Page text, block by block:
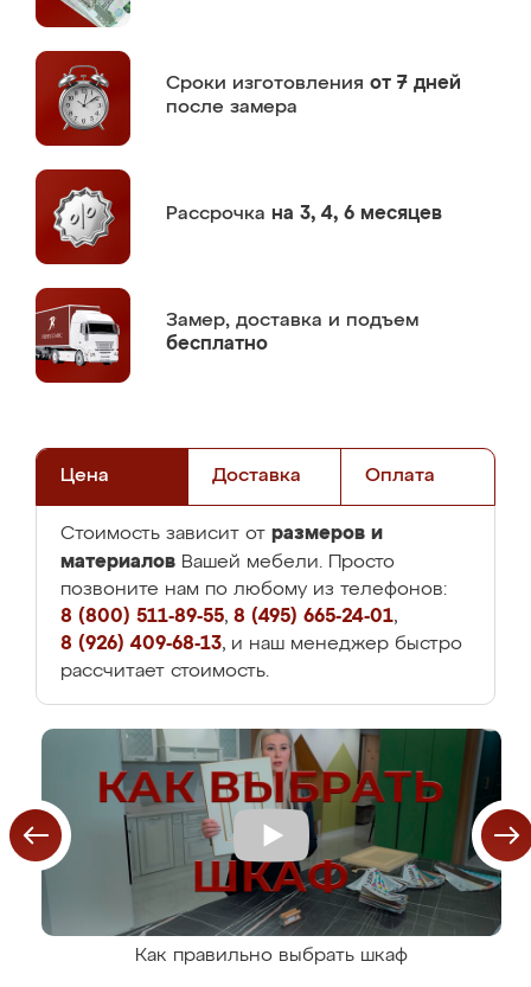
Сроки изготовления от 7 дней
после замера
Рассрочка на 3, 4, 6 месяцев
Замер, доставка и подъем
бесплатно
Цена Доставка Оплата
Стоимость зависит от размеров и
материалов Вашей мебели. Просто
позвоните нам по любому из телефонов:
8 (800) 511-89-55, 8 (495) 665-24-01,
8 (926) 409-68-13, и наш менеджер быстро
рассчитает стоимость.
Как правильно выбрать шкаф